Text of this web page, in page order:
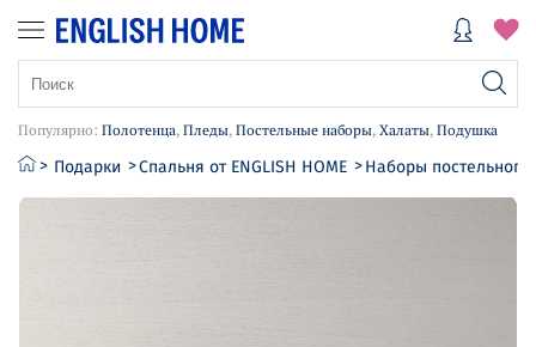
Популярно: Полотенца, Пледы, Постельные наборы, Халаты, Подушка
Подарки Спальня от ENGLISH HOME Наборы постельного